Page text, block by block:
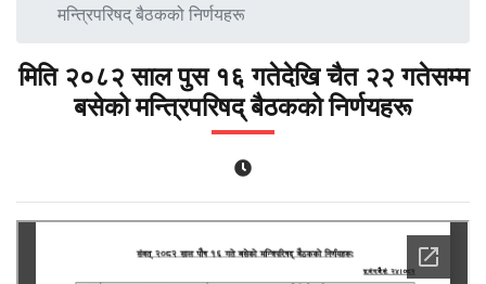
मन्त्रिपरिषद् बैठकको निर्णयहरू
मिति २०८२ साल पुस १६ गतेदेखि चैत २२ गतेसम्म
बसेको मन्त्रिपरिषद् बैठकको निर्णयहरू